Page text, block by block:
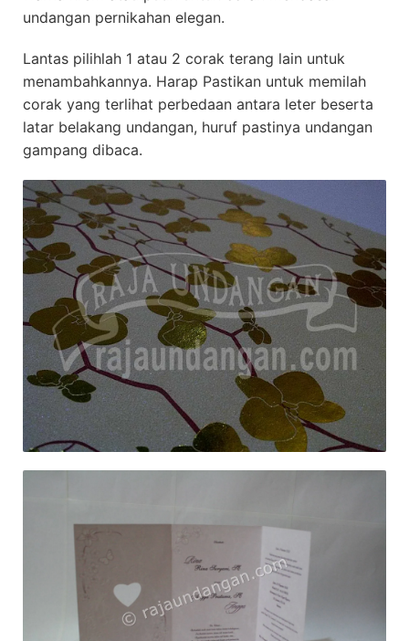
undangan pernikahan elegan.
Lantas pilihlah 1 atau 2 corak terang lain untuk
menambahkannya. Harap Pastikan untuk memilah
corak yang terlihat perbedaan antara leter beserta
latar belakang undangan, huruf pastinya undangan
gampang dibaca.